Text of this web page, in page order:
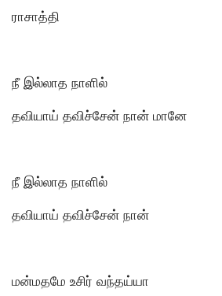
ராசாத்தி
நீ இல்லாத நாளில்
தவியாய் தவிச்சேன் நான் மானே
நீ இல்லாத நாளில்
தவியாய் தவிச்சேன் நான்
மன்மதமே உசிர் வந்தய்யா